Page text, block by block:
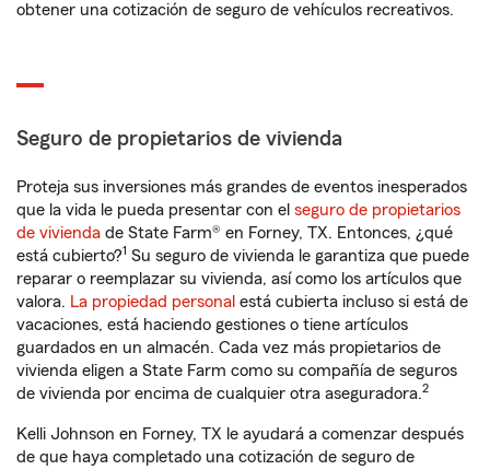
obtener una cotización de seguro de vehículos recreativos.
Seguro de propietarios de vivienda
Proteja sus inversiones más grandes de eventos inesperados
que la vida le pueda presentar con el seguro de propietarios
de vivienda de State Farm® en Forney, TX. Entonces, ¿qué
está cubierto?1 Su seguro de vivienda le garantiza que puede
reparar o reemplazar su vivienda, así como los artículos que
valora. La propiedad personal está cubierta incluso si está de
vacaciones, está haciendo gestiones o tiene artículos
guardados en un almacén. Cada vez más propietarios de
vivienda eligen a State Farm como su compañía de seguros
de vivienda por encima de cualquier otra aseguradora.2
Kelli Johnson en Forney, TX le ayudará a comenzar después
de que haya completado una cotización de seguro de